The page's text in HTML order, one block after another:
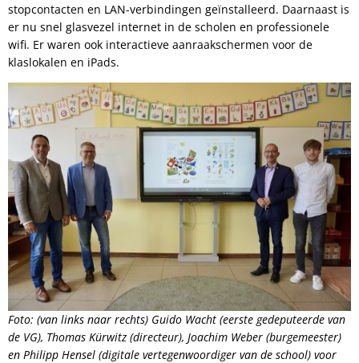
stopcontacten en LAN-verbindingen geïnstalleerd. Daarnaast is
er nu snel glasvezel internet in de scholen en professionele
wifi. Er waren ook interactieve aanraakschermen voor de
klaslokalen en iPads.
Foto: (van links naar rechts) Guido Wacht (eerste gedeputeerde van
de VG), Thomas Kürwitz (directeur), Joachim Weber (burgemeester)
en Philipp Hensel (digitale vertegenwoordiger van de school) voor